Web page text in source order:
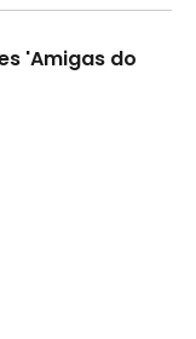
'Amigas do